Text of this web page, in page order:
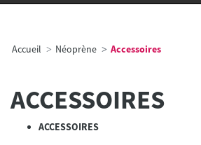
Accueil Néoprène Accessoires
ACCESSOIRES
ACCESSOIRES